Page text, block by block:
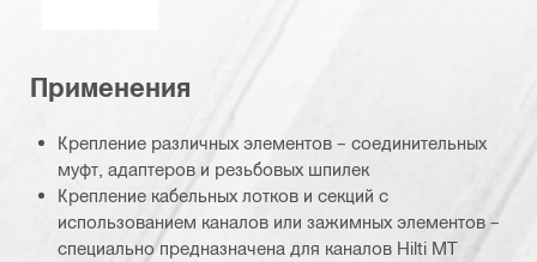
Применения
Крепление различных элементов – соединительных
муфт, адаптеров и резьбовых шпилек
Крепление кабельных лотков и секций с
использованием каналов или зажимных элементов –
специально предназначена для каналов Hilti MT